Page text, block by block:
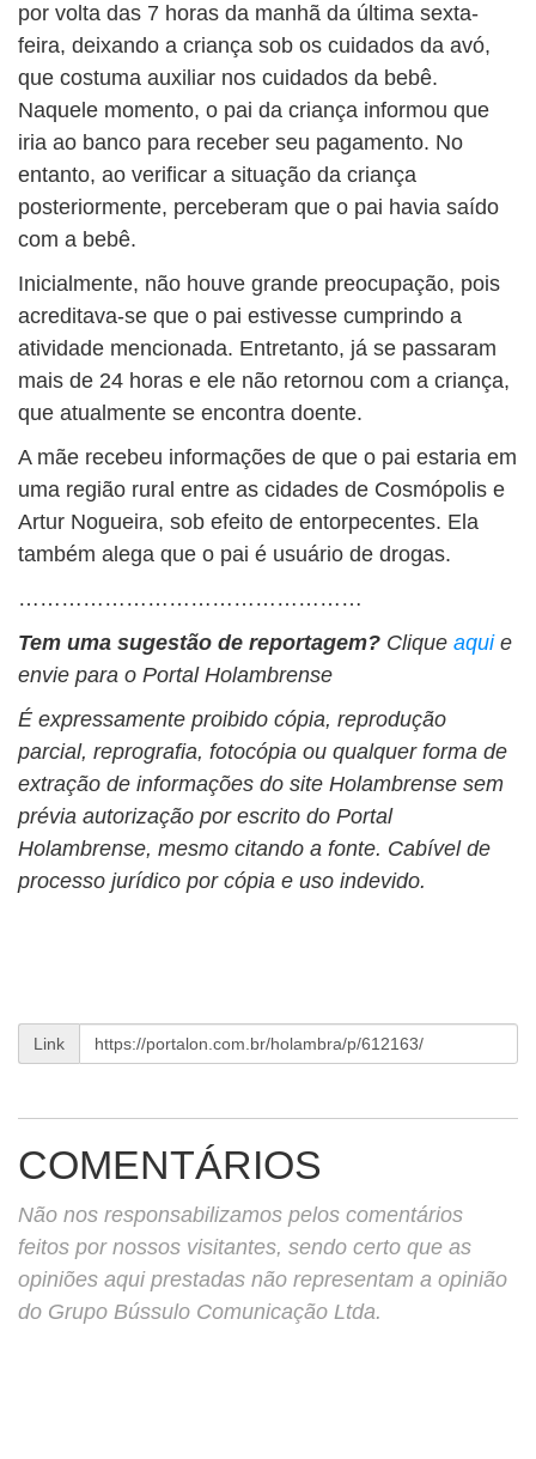
por volta das 7 horas da manhã da última sexta-
feira, deixando a criança sob os cuidados da avó,
que costuma auxiliar nos cuidados da bebê.
Naquele momento, o pai da criança informou que
iria ao banco para receber seu pagamento. No
entanto, ao verificar a situação da criança
posteriormente, perceberam que o pai havia saído
com a bebê.
Inicialmente, não houve grande preocupação, pois
acreditava-se que o pai estivesse cumprindo a
atividade mencionada. Entretanto, já se passaram
mais de 24 horas e ele não retornou com a criança,
que atualmente se encontra doente.
A mãe recebeu informações de que o pai estaria em
uma região rural entre as cidades de Cosmópolis e
Artur Nogueira, sob efeito de entorpecentes. Ela
também alega que o pai é usuário de drogas.
…………………………………………
Tem uma sugestão de reportagem? Clique aqui e
envie para o Portal Holambrense
É expressamente proibido cópia, reprodução
parcial, reprografia, fotocópia ou qualquer forma de
extração de informações do site Holambrense sem
prévia autorização por escrito do Portal
Holambrense, mesmo citando a fonte. Cabível de
processo jurídico por cópia e uso indevido.
Link
COMENTÁRIOS
Não nos responsabilizamos pelos comentários
feitos por nossos visitantes, sendo certo que as
opiniões aqui prestadas não representam a opinião
do Grupo Bússulo Comunicação Ltda.